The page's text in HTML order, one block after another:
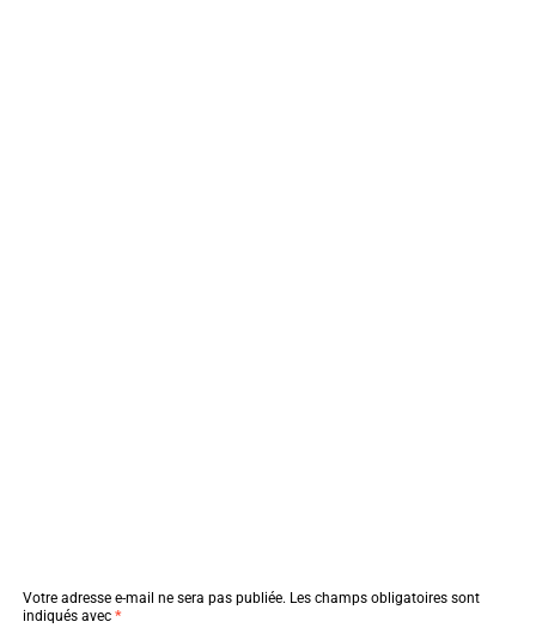
Votre adresse e-mail ne sera pas publiée. Les champs obligatoires sont
indiqués avec *